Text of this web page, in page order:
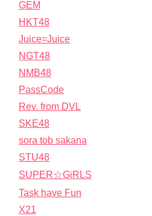
GEM
HKT48
Juice=Juice
NGT48
NMB48
PassCode
Rev. from DVL
SKE48
sora tob sakana
STU48
SUPER☆GiRLS
Task have Fun
X21